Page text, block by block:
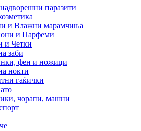
паразити
и Влажни марамчиња
и Парфеми
и Четки
заби
фен и ножици
нокти
гаќички
чорапи, машни